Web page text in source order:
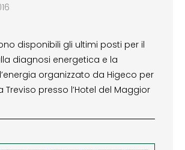
disponibili gli ultimi posti per il
diagnosi energetica e la
organizzato da Higeco per
Treviso presso l’Hotel del Maggior